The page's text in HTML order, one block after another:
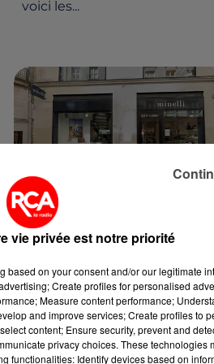
voici les...
13 mai 2026
LIQUIDATION TOTALE
MINELLI : LES MAGASINS
L'enseigne de chaussures
Minelli, fondée en 1973, jette
définitivement l'éponge
une série de restructurations
infructueuses. Placée en
vie privée est notre priorité
based on your consent and/or our legitimate
Create profiles for personalised
Measure content performance;
and improve services; Create profiles to
content; Ensure security, prevent and
privacy choices. These technologies
functionalities: Identify devices based on